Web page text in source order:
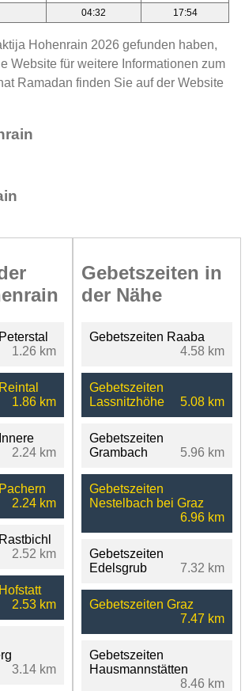
04:32 17:54
Hohenrain 2026 gefunden haben,
Website für weitere Informationen zum
Ramadan finden Sie auf der Website
1.26 km
1.86 km
2.24 km
2.24 km
2.52 km
2.53 km
3.14 km
Gebetszeiten in
der Nähe
Gebetszeiten Raaba
4.58 km
Gebetszeiten
Lassnitzhöhe
5.08 km
Gebetszeiten
Grambach
5.96 km
Gebetszeiten
Nestelbach bei Graz
6.96 km
Gebetszeiten
Edelsgrub
7.32 km
Gebetszeiten Graz
7.47 km
Gebetszeiten
Hausmannstätten
8.46 km